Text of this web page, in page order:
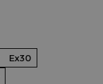
Ex30